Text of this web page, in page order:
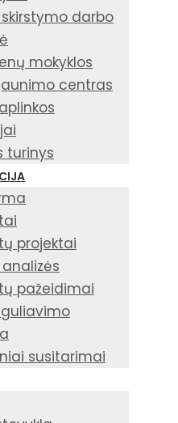
skirstymo darbo
mokyklos
centras
turinys
projektai
pažeidimai
susitarimai